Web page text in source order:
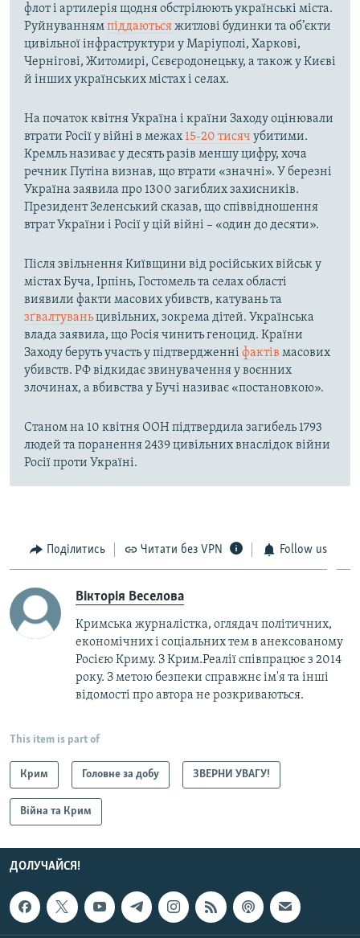
флот і артилерія щодня обстрілюють українські міста.
Руйнуваннямпіддаютьсяжитлові будинки та об’єкти
цивільної інфраструктури у Маріуполі, Харкові,
Чернігові, Житомирі, Сєвєродонецьку, а також у Києві
й інших українських містах і селах.
На початок квітня Україна і країни Заходу оцінювали
втрати Росії у війні в межах 15-20 тисяч убитими.
Кремль називає у десять разів меншу цифру, хоча
речник Путіна визнав, що втрати «значні». У березні
Україна заявила про 1300 загиблих захисників.
Президент Зеленський сказав, що співвідношення
втрат України і Росії у цій війні – «один до десяти».
Після звільнення Київщини від російських військ у
містах Буча, Ірпінь, Гостомель та селах області
виявили факти масових убивств, катувань та
зґвалтуваньцивільних, зокрема дітей. Українська
влада заявила, що Росія чинить геноцид. Країни
Заходу беруть участь у підтвердженні фактів масових
убивств. РФ відкидає звинувачення у воєнних
злочинах, а вбивства у Бучі називає «постановкою».
Станом на 10 квітня ООН підтвердила загибель 1793
людей та поранення 2439 цивільних внаслідок війни
Росії проти Україні.
Поділитись Читати без VPN Follow us
Вікторія Веселова
Кримська журналістка, оглядач політичних,
економічних і соціальних тем в анексованому
Росією Криму. З Крим.Реалії співпрацює з 2014
року. З метою безпеки справжнє ім'я та інші
відомості про автора не розкриваються.
This item is part of
Крим Головне за добу ЗВЕРНИ УВАГУ!
Війна та Крим
ДОЛУЧАЙСЯ!